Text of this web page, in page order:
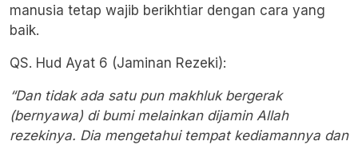
manusia tetap wajib berikhtiar dengan cara yang
baik.
QS. Hud Ayat 6 (Jaminan Rezeki):
“Dan tidak ada satu pun makhluk bergerak
(bernyawa) di bumi melainkan dijamin Allah
rezekinya. Dia mengetahui tempat kediamannya dan